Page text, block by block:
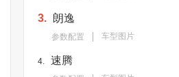
3. 朗逸
参数配置 车型图片
4. 速腾